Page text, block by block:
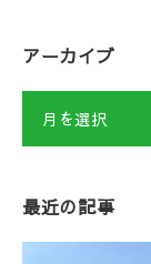
アーカイブ
月を選択
最近の記事